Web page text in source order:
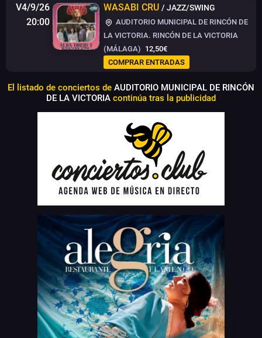
V4/9/26
20:00
WASABI CRU / JAZZ/SWING
AUDITORIO MUNICIPAL DE RINCÓN DE
LA VICTORIA. RINCÓN DE LA VICTORIA
(MÁLAGA) 12,50€
COMPRAR ENTRADAS
El listado de conciertos de AUDITORIO MUNICIPAL DE RINCÓN
DE LA VICTORIA continúa tras la publicidad